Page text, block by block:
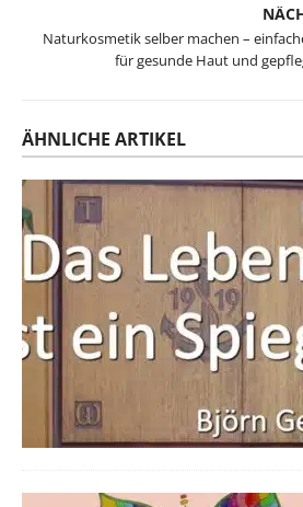
Naturkosmetik selber machen –
für gesunde Haut und
ÄHNLICHE ARTIKEL